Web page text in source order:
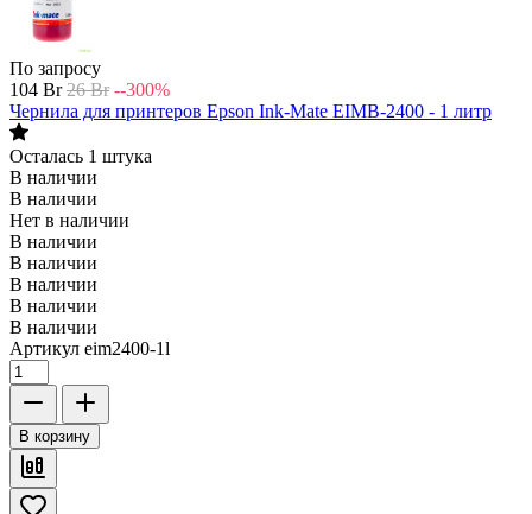
По запросу
104 Br 26 Br --300%
Чернила для принтеров Epson Ink-Mate EIMB-2400 - 1 литр
Осталась 1 штука
В наличии
В наличии
Нет в наличии
В наличии
В наличии
В наличии
В наличии
В наличии
Артикул eim2400-1l
В корзину